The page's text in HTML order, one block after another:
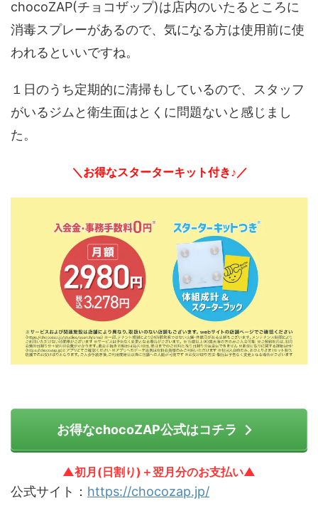
chocoZAP(チョコザップ)は店内のいたるところに
消毒スプレーがあるので、気になる方は使用前に使
われるといいですね。
１日のうち定期的に清掃もしているので、スタッフ
がいるジムと衛生面はとくに問題ないと感じまし
た。
＼お得なスターターキット付き♪／
お得なchocoZAP公式はコチラ
▲初月(日割り)＋翌月分のお支払い▲
公式サイト： https://chocozap.jp/